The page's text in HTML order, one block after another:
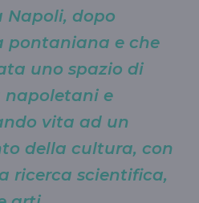
dopo
pontaniana e che
uno spazio di
e
vita ad un
della cultura, con
ricerca scientifica,